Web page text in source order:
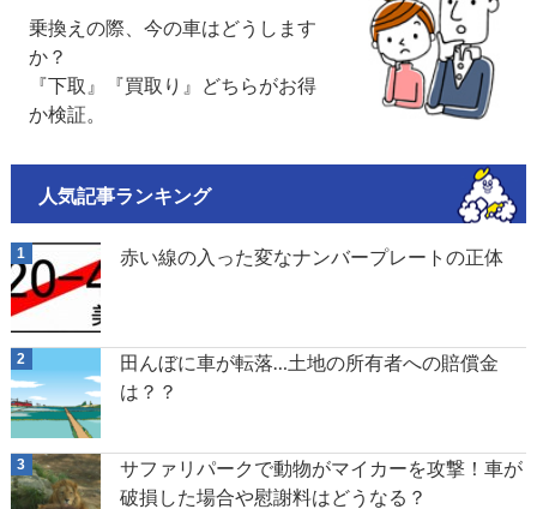
乗換えの際、今の車はどうします
か？
『下取』『買取り』どちらがお得
か検証。
人気記事ランキング
赤い線の入った変なナンバープレートの正体
田んぼに車が転落…土地の所有者への賠償金
は？？
サファリパークで動物がマイカーを攻撃！車が
破損した場合や慰謝料はどうなる？